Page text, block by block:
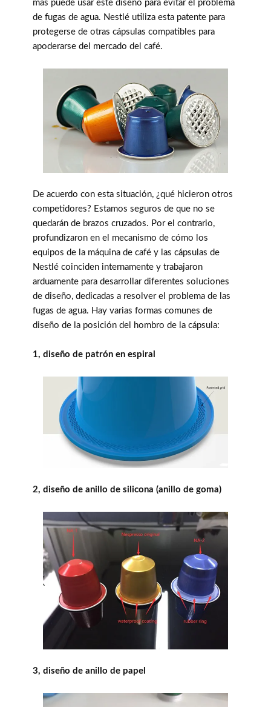
más puede usar este diseño para evitar el problema
de fugas de agua. Nestlé utiliza esta patente para
protegerse de otras cápsulas compatibles para
apoderarse del mercado del café.
De acuerdo con esta situación, ¿qué hicieron otros
competidores? Estamos seguros de que no se
quedarán de brazos cruzados. Por el contrario,
profundizaron en el mecanismo de cómo los
equipos de la máquina de café y las cápsulas de
Nestlé coinciden internamente y trabajaron
arduamente para desarrollar diferentes soluciones
de diseño, dedicadas a resolver el problema de las
fugas de agua. Hay varias formas comunes de
diseño de la posición del hombro de la cápsula:
1, diseño de patrón en espiral
2, diseño de anillo de silicona (anillo de goma)
3, diseño de anillo de papel